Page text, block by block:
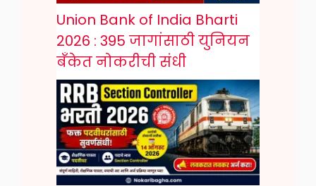
Union Bank of India Bharti
2026 : 395 जागांसाठी युनियन
बँकेत नोकरीची संधी